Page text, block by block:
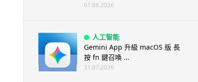
01.08.2026
人工智能
Gemini App 升級 macOS 版 長
按 fn 鍵召喚 ...
31.07.2026